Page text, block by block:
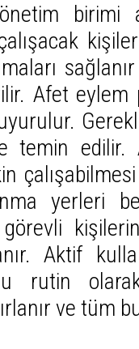
birimi
Afet eylem
temin edilir.
yerleri
Aktif
rutin
ve tüm